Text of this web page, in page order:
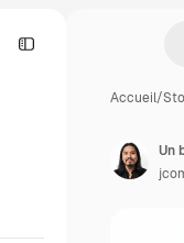
Accueil/
Un